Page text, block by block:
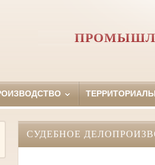
СУДЕБНОЕ